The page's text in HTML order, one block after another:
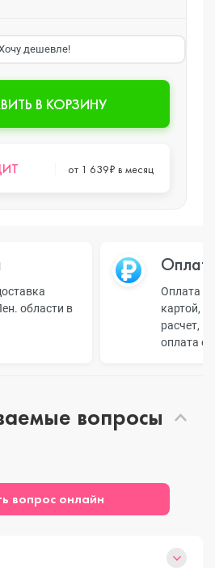
дешевле!
В КОРЗИНУ
от 1 639₽ в месяц
области в
Оплата
картой,
расчет,
оплата
вопросы
вопрос онлайн